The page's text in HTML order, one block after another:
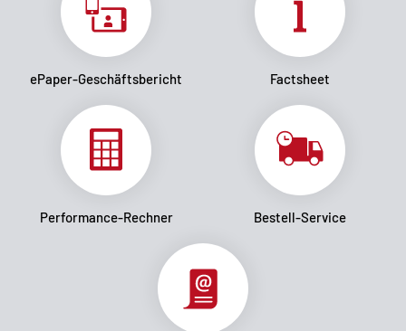
ePaper-Geschäftsbericht Factsheet
Performance-Rechner Bestell-Service